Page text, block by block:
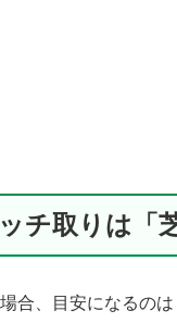
チ取りは「
合、目安になるのは